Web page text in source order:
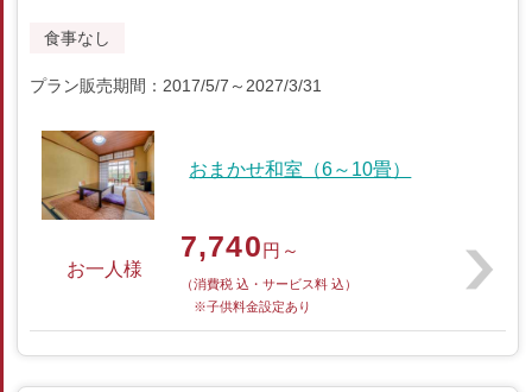
食事なし
プラン販売期間：2017/5/7～2027/3/31
おまかせ和室（6～10畳）
お一人様
7,740円～
（消費税 込・サービス料 込）
※子供料金設定あり